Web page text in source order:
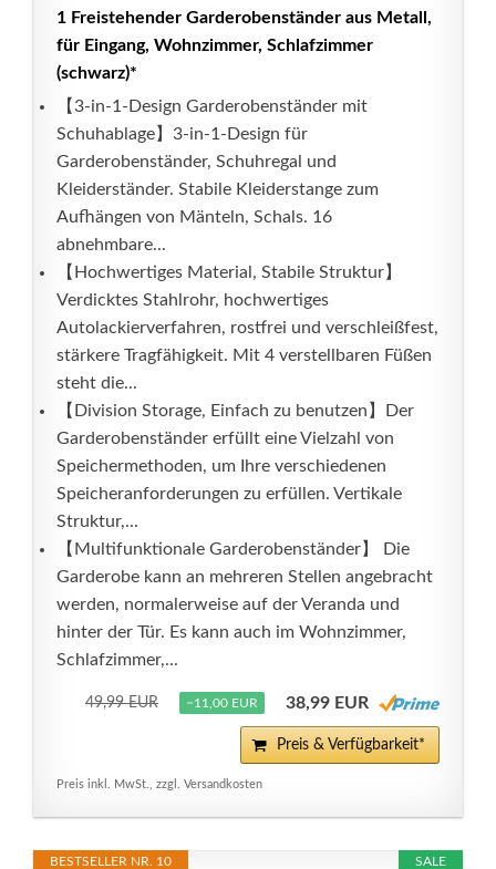
1 Freistehender Garderobenständer aus Metall,
für Eingang, Wohnzimmer, Schlafzimmer
(schwarz)*
【3-in-1-Design Garderobenständer mit
Schuhablage】3-in-1-Design für
Garderobenständer, Schuhregal und
Kleiderständer. Stabile Kleiderstange zum
Aufhängen von Mänteln, Schals. 16
abnehmbare...
【Hochwertiges Material, Stabile Struktur】
Verdicktes Stahlrohr, hochwertiges
Autolackierverfahren, rostfrei und verschleißfest,
stärkere Tragfähigkeit. Mit 4 verstellbaren Füßen
steht die...
【Division Storage, Einfach zu benutzen】Der
Garderobenständer erfüllt eine Vielzahl von
Speichermethoden, um Ihre verschiedenen
Speicheranforderungen zu erfüllen. Vertikale
Struktur,...
【Multifunktionale Garderobenständer】 Die
Garderobe kann an mehreren Stellen angebracht
werden, normalerweise auf der Veranda und
hinter der Tür. Es kann auch im Wohnzimmer,
Schlafzimmer,...
49,99 EUR −11,00 EUR 38,99 EUR
Preis & Verfügbarkeit*
Preis inkl. MwSt., zzgl. Versandkosten
SALE
BESTSELLER NR. 10